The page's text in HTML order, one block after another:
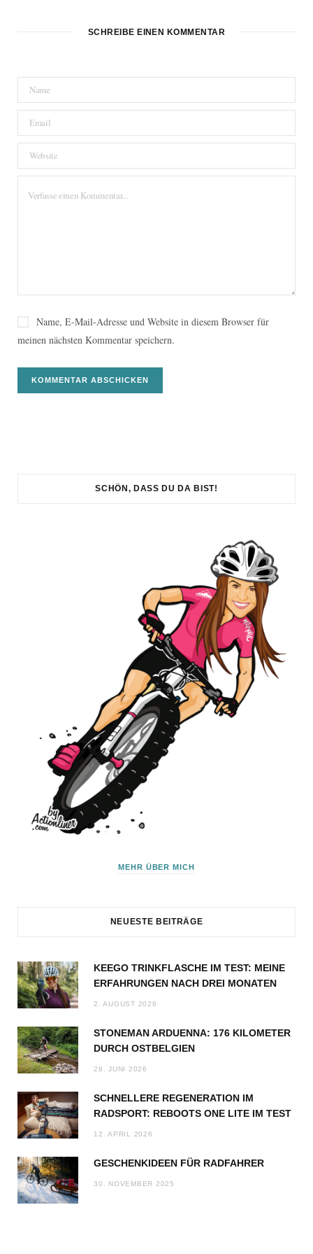
SCHREIBE EINEN KOMMENTAR
Name, E-Mail-Adresse und Website in diesem Browser für
meinen nächsten Kommentar speichern.
SCHÖN, DASS DU DA BIST!
MEHR ÜBER MICH
NEUESTE BEITRÄGE
KEEGO TRINKFLASCHE IM TEST: MEINE
ERFAHRUNGEN NACH DREI MONATEN
2. AUGUST 2026
STONEMAN ARDUENNA: 176 KILOMETER
DURCH OSTBELGIEN
28. JUNI 2026
SCHNELLERE REGENERATION IM
RADSPORT: REBOOTS ONE LITE IM TEST
12. APRIL 2026
GESCHENKIDEEN FÜR RADFAHRER
30. NOVEMBER 2025